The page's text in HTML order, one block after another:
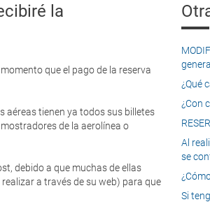
la
que el pago de la reserva
aéreas tienen ya todos sus billetes
de la aerolínea o
debido a que muchas de ellas
a través de su web) para que
¿Qué
¿Con
Al
se
Si